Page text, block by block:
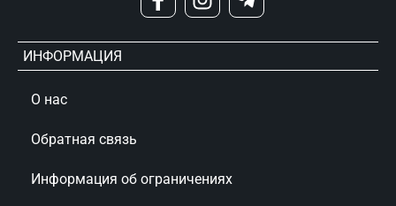
ИНФОРМАЦИЯ
О нас
Обратная связь
Информация об ограничениях